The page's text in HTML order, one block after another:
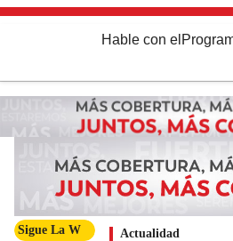
Hable con el
Sigue La W Actualidad